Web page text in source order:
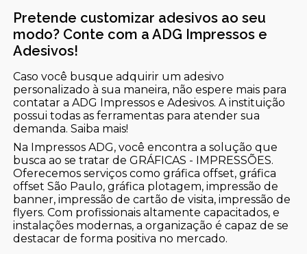
Pretende customizar adesivos ao seu
modo? Conte com a ADG Impressos e
Adesivos!
Caso você busque adquirir um adesivo
personalizado à sua maneira, não espere mais para
contatar a ADG Impressos e Adesivos. A instituição
possui todas as ferramentas para atender sua
demanda. Saiba mais!
Na Impressos ADG, você encontra a solução que
busca ao se tratar de GRÁFICAS - IMPRESSÕES.
Oferecemos serviços como gráfica offset, gráfica
offset São Paulo, gráfica plotagem, impressão de
banner, impressão de cartão de visita, impressão de
flyers. Com profissionais altamente capacitados, e
instalações modernas, a organização é capaz de se
destacar de forma positiva no mercado.